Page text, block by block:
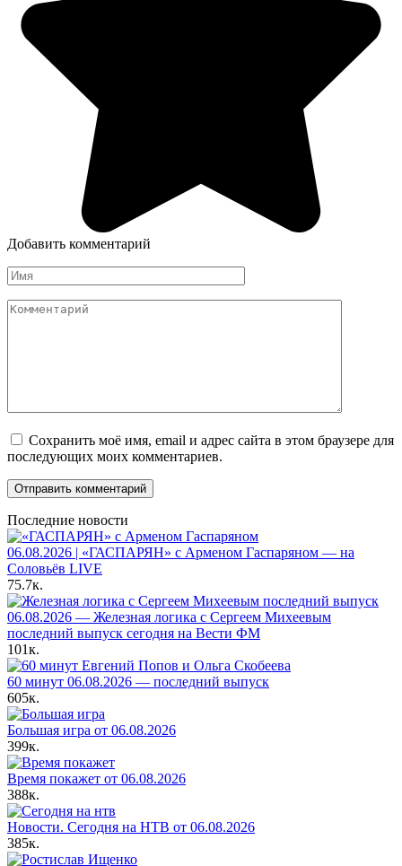
Добавить комментарий
Имя
Комментарий
Сохранить моё имя, email и адрес сайта в этом браузере для
последующих моих комментариев.
Последние новости
06.08.2026 | «ГАСПАРЯН» с Арменом Гаспаряном — на
Соловьёв LIVE
75.7к.
06.08.2026 — Железная логика с Сергеем Михеевым
последний выпуск сегодня на Вести ФМ
101к.
60 минут 06.08.2026 — последний выпуск
605к.
Большая игра от 06.08.2026
399к.
Время покажет от 06.08.2026
388к.
Новости. Сегодня на НТВ от 06.08.2026
385к.